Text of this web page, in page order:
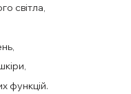
світла,
функцій.